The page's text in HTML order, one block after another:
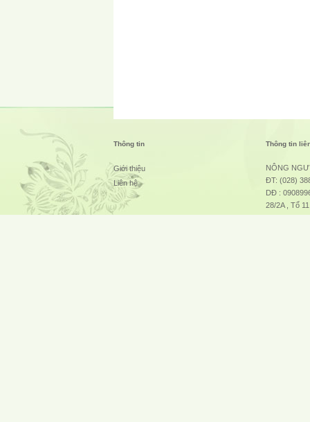
Thông tin Thông tin
Giới thiệu
Liên hệ
NÔNG
ĐT: (028)
DĐ :
28/2A , Tổ